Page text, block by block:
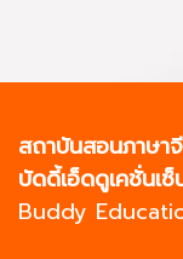
สถาบันสอนภาษา
บัดดี้เอ็ดดูเคชั่นเซ็
Buddy